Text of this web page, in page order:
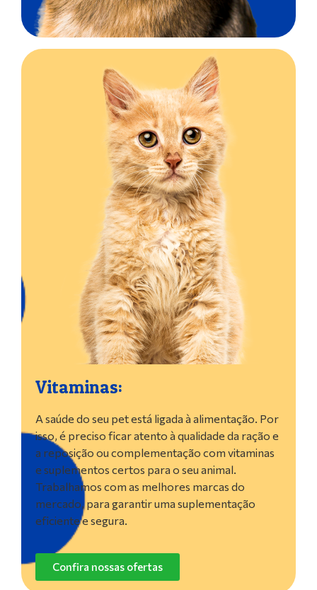
Vitaminas:
A saúde do seu pet está ligada à alimentação. Por
isso, é preciso ficar atento à qualidade da ração e
a reposição ou complementação com vitaminas
e suplementos certos para o seu animal.
Trabalhamos com as melhores marcas do
mercado, para garantir uma suplementação
eficiente e segura.
Confira nossas ofertas